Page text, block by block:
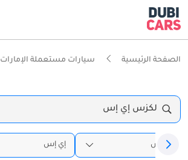
الصفحة الرئيسية سيارات مستعملة الإمارات
لكزس إي إس
لكزس إي إس